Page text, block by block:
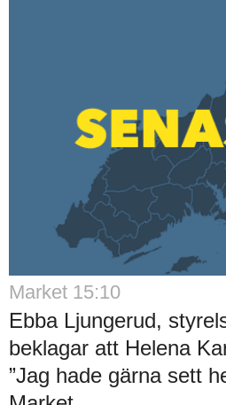
Market 15:10
Ebba Ljungerud,
beklagar att Helena
”Jag hade gärna sett